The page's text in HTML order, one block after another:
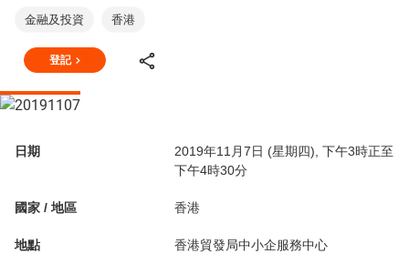
金融及投資 香港
登記
日期
2019年11月7日 (星期四), 下午3時正至
下午4時30分
國家 / 地區 香港
地點 香港貿發局中小企服務中心